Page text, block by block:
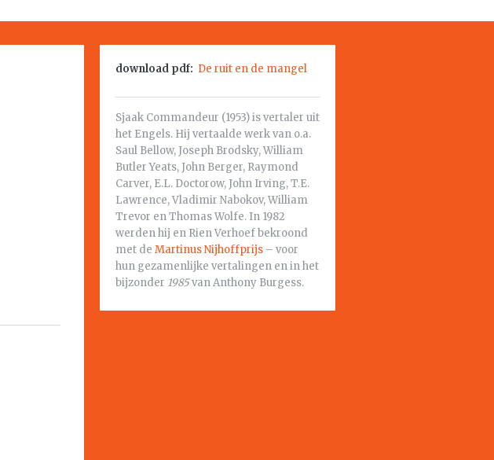
download pdf: De ruit en de mangel
Sjaak Commandeur (1953) is vertaler uit
het Engels. Hij vertaalde werk van o.a.
Saul Bellow, Joseph Brodsky, William
Butler Yeats, John Berger, Raymond
Carver, E.L. Doctorow, John Irving, T.E.
Lawrence, Vladimir Nabokov, William
Trevor en Thomas Wolfe. In 1982
werden hij en Rien Verhoef bekroond
met de Martinus Nijhoffprijs – voor
hun gezamenlijke vertalingen en in het
bijzonder 1985van Anthony Burgess.